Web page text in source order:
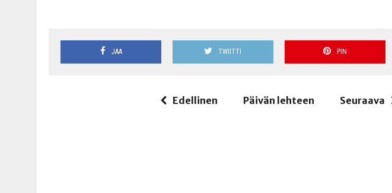
JAA TWIITTI PIN
Edellinen Päivän lehteen Seuraava